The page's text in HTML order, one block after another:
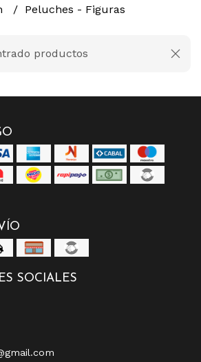
Peluches - Figuras
productos
SOCIALES